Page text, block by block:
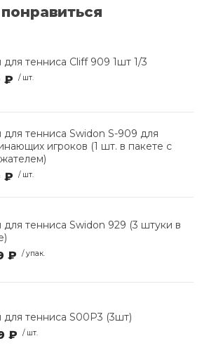
для тенниса Cliff 909 1шт 1/3
₽ / шт.
для тенниса Swidon S-909 для
игроков (1 шт. в пакете с
₽ / шт.
для тенниса Swidon 929 (3 штуки в
₽ / упак.
для тенниса S00P3 (3шт)
₽ / шт.